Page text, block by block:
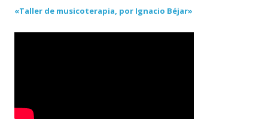
«Taller de musicoterapia, por Ignacio Béjar»